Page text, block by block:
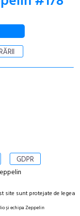
GDPR
site sunt protejate de legea
și echipa Zeppelin